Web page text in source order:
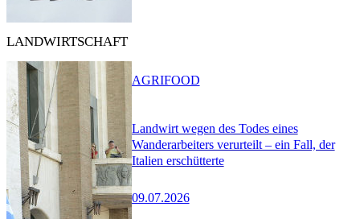
LANDWIRTSCHAFT
Landwirt wegen des Todes eines
Wanderarbeiters verurteilt – ein Fall, der
Italien erschütterte
09.07.2026
AGRIFOOD